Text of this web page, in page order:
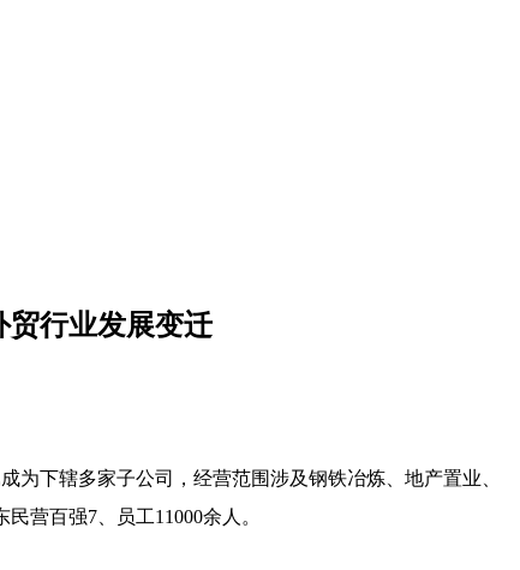
贸行业发展变迁
为下辖多家子公司，经营范围涉及钢铁冶炼、地产置业、
营百强7、员工11000余人。